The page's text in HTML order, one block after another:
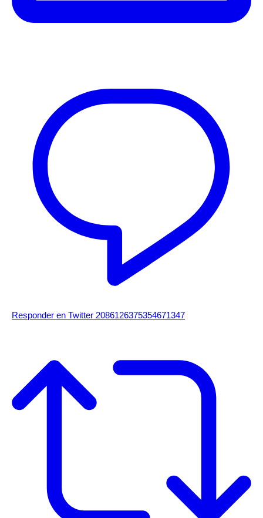
Responder en Twitter 2086126375354671347